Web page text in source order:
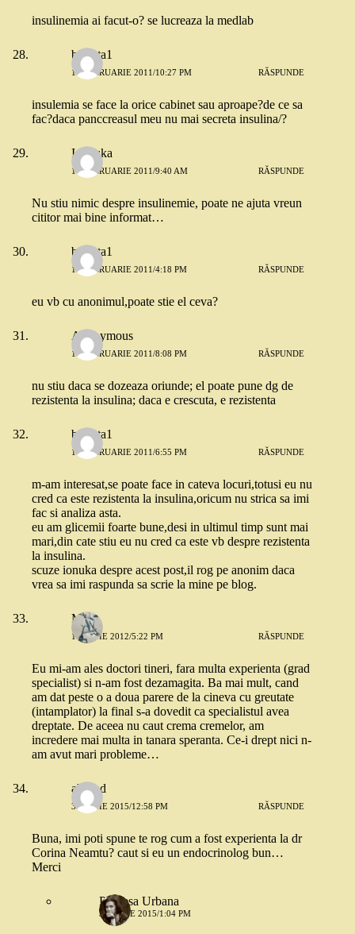
insulinemia ai facut-o? se lucreaza la medlab
besiuta1
10 FEBRUARIE 2011/10:27 PM RĂSPUNDE
insulemia se face la orice cabinet sau aproape?de ce sa
fac?daca panccreasul meu nu mai secreta insulina/?
Ionouka
11 FEBRUARIE 2011/9:40 AM RĂSPUNDE
Nu stiu nimic despre insulinemie, poate ne ajuta vreun
cititor mai bine informat…
besiuta1
11 FEBRUARIE 2011/4:18 PM RĂSPUNDE
eu vb cu anonimul,poate stie el ceva?
Anonymous
11 FEBRUARIE 2011/8:08 PM RĂSPUNDE
nu stiu daca se dozeaza oriunde; el poate pune dg de
rezistenta la insulina; daca e crescuta, e rezistenta
besiuta1
14 FEBRUARIE 2011/6:55 PM RĂSPUNDE
m-am interesat,se poate face in cateva locuri,totusi eu nu
cred ca este rezistenta la insulina,oricum nu strica sa imi
fac si analiza asta.
eu am glicemii foarte bune,desi in ultimul timp sunt mai
mari,din cate stiu eu nu cred ca este vb despre rezistenta
la insulina.
scuze ionuka despre acest post,il rog pe anonim daca
vrea sa imi raspunda sa scrie la mine pe blog.
Me
16 IUNIE 2012/5:22 PM RĂSPUNDE
Eu mi-am ales doctori tineri, fara multa experienta (grad
specialist) si n-am fost dezamagita. Ba mai mult, cand
am dat peste o a doua parere de la cineva cu greutate
(intamplator) la final s-a dovedit ca specialistul avea
dreptate. De aceea nu caut crema cremelor, am
incredere mai multa in tanara speranta. Ce-i drept nici n-
am avut mari probleme…
abitsad
30 IUNIE 2015/12:58 PM RĂSPUNDE
Buna, imi poti spune te rog cum a fost experienta la dr
Corina Neamtu? caut si eu un endocrinolog bun…
Merci
Printesa Urbana
30 IUNIE 2015/1:04 PM